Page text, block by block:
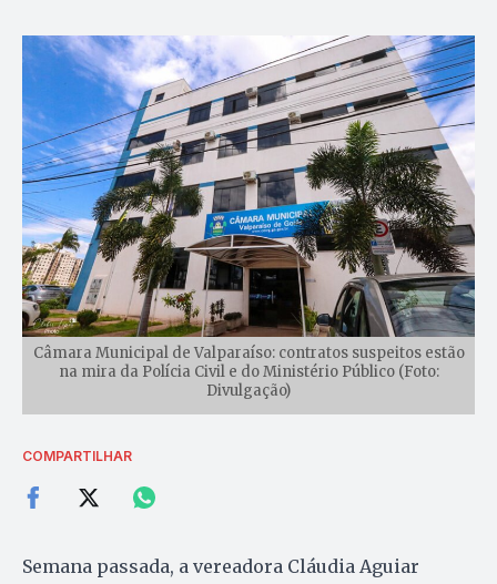
Câmara Municipal de Valparaíso: contratos suspeitos estão
na mira da Polícia Civil e do Ministério Público (Foto:
Divulgação)
COMPARTILHAR
Semana passada, a vereadora Cláudia Aguiar